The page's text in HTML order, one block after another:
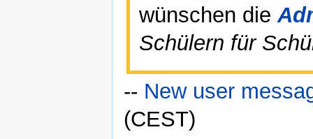
wünschen die
Schülern für
-- New user
(CEST)